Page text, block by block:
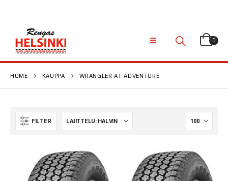
0
HOME KAUPPA WRANGLER AT ADVENTURE
FILTER